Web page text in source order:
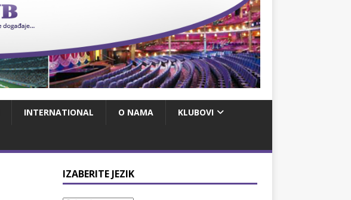
INTERNATIONAL O NAMA KLUBOVI
IZABERITE JEZIK